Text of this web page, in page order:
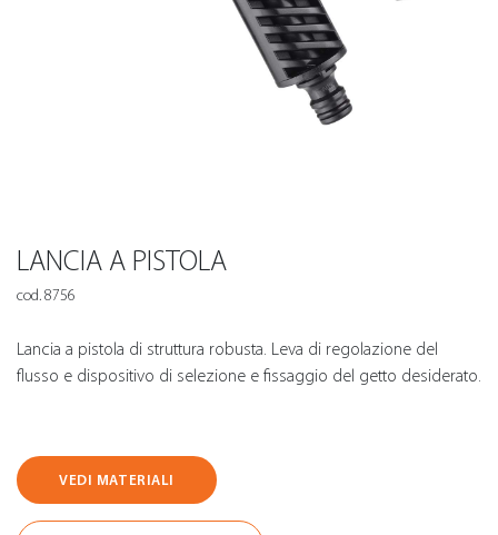
LANCIA A PISTOLA
cod. 8756
Lancia a pistola di struttura robusta. Leva di regolazione del
flusso e dispositivo di selezione e fissaggio del getto desiderato.
VEDI MATERIALI